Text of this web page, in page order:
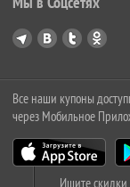
Все наши купоны
через Мобильное
Ищите скидки